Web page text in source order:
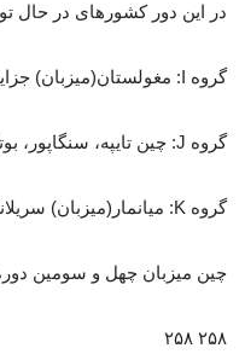
در این دور کشورهای در حال
گروه I: مغولستان(میزبان) جزایر ماریانا، نپال و گوام
گروه J: چین تایپه، سنگاپور، بوتان(میزبان) و ماکائو
گروه K: میانمار(میزبان) سریلانکا، برونئی و مالدیو
چین میزبان چهل و سومین
۲۵۸ ۲۵۸